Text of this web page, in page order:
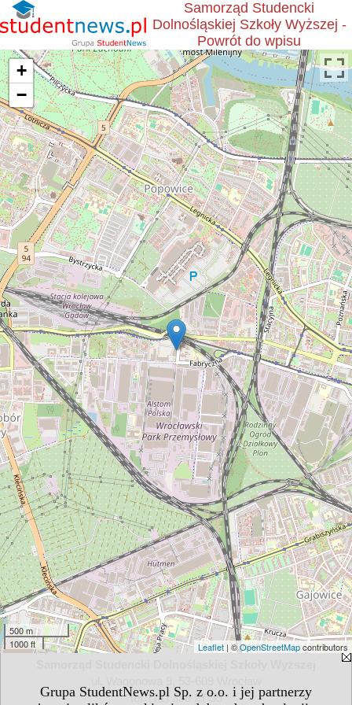
Grupa StudentNews.pl Sp. z o.o. i jej partnerzy
Samorząd Studencki
Dolnośląskiej Szkoły Wyższej -
Powrót do wpisu
+
−
500 m
1000 ft
Leaflet | ©OpenStreetMapcontributors
tel. (71) 358 27 55